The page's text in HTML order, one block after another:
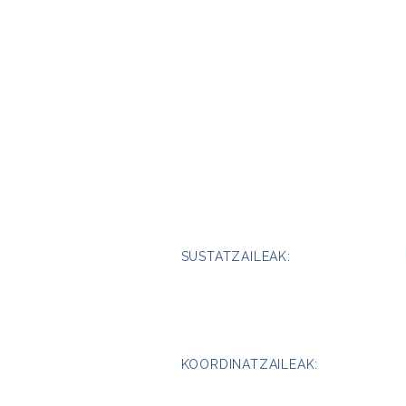
SUSTATZAILEAK:
KOORDINATZAILEAK: